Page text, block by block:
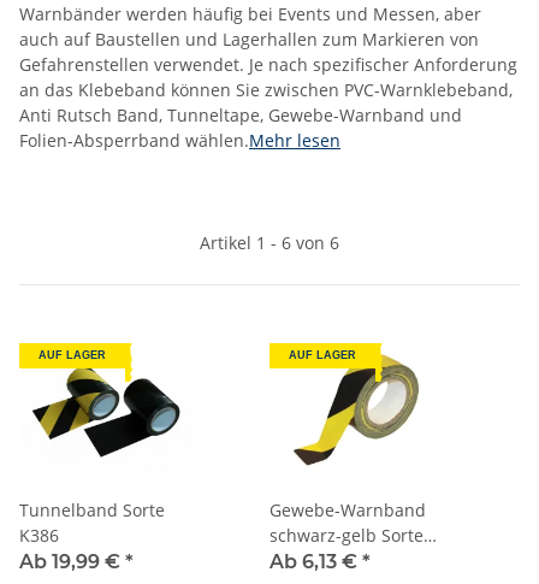
Warnbänder werden häufig bei Events und Messen, aber
auch auf Baustellen und Lagerhallen zum Markieren von
Gefahrenstellen verwendet. Je nach spezifischer Anforderung
an das Klebeband können Sie zwischen PVC-Warnklebeband,
Anti Rutsch Band, Tunneltape, Gewebe-Warnband und
Folien-Absperrband wählen.Mehr lesen
Artikel 1 - 6 von 6
AUF LAGER
Tunnelband Sorte
K386
Ab 19,99 € *
AUF LAGER
Gewebe-Warnband
schwarz-gelb Sorte
K392
Ab 6,13 € *